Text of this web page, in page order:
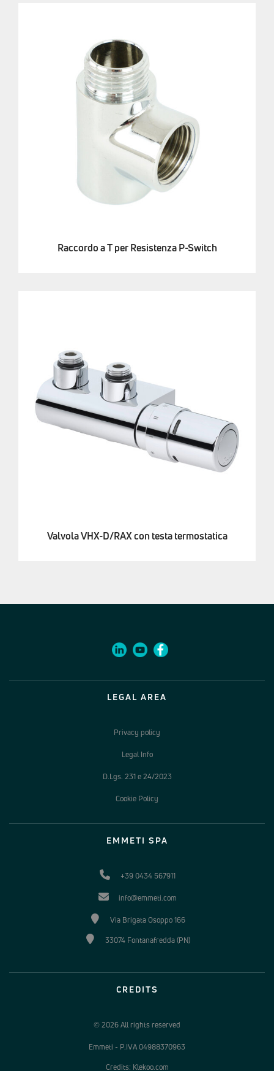
Raccordo a T per Resistenza P-Switch
Valvola VHX-D/RAX con testa termostatica
LEGAL AREA
Privacy policy
Legal Info
D.Lgs. 231 e 24/2023
Cookie Policy
EMMETI SPA
+39 0434 567911
info@emmeti.com
Via Brigata Osoppo 166
33074 Fontanafredda (PN)
CREDITS
© 2026 All rights reserved
Emmeti - P.IVA 04988370963
Credits: Klekoo.com